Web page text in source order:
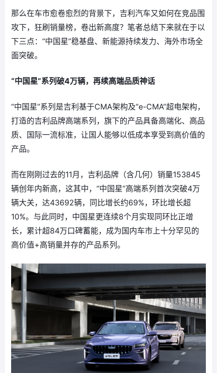
那么在车市愈卷愈烈的背景下，吉利汽车又如何在竞品围
攻下，狂刷销量榜，卷出新高度？笔者总结下来就在于以
下三点：“中国星”稳基盘、新能源持续发力、海外市场全
面突破。
“中国星”系列破4万辆，再续高端品质神话
“中国星”系列是吉利基于CMA架构及“e-CMA”超电架构，
打造的吉利品牌高端系列，旗下的产品具备高端化、高品
质、国际一流标准，让国人能够以低成本享受到高价值的
产品。
而在刚刚过去的11月，吉利品牌（含几何）销量153845
辆创年内新高，这其中，“中国星”高端系列首次突破4万
辆大关，达43692辆，同比增长约69%，环比增长超
10%。与此同时，中国星更连续8个月实现同环比正增
长，累计超84万口碑蓄能，成为国内车市上十分罕见的
高价值+高销量并存的产品系列。